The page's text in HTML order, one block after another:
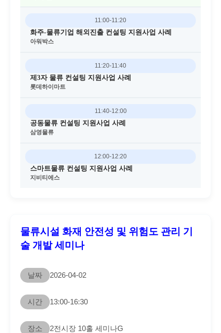
11:00-11:20
화주-물류기업 해외진출 컨설팅 지원사업 사례
아워박스
11:20-11:40
제3자 물류 컨설팅 지원사업 사례
롯데하이마트
11:40-12:00
공동물류 컨설팅 지원사업 사례
삼영물류
12:00-12:20
스마트물류 컨설팅 지원사업 사례
지비티에스
물류시설 화재 안전성 및 위험도 관리 기
술 개발 세미나
날짜 2026-04-02
시간 13:00-16:30
장소 2전시장 10홀 세미나G